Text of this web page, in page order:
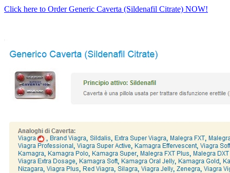
Click here to Order Generic Caverta (Sildenafil Citrate) NOW!